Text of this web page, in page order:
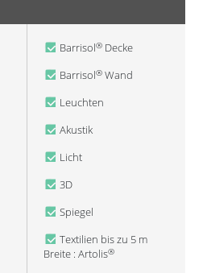
Barrisol® Decke
Barrisol® Wand
Leuchten
Akustik
Licht
3D
Spiegel
Textilien bis zu 5 m
Breite : Artolis®